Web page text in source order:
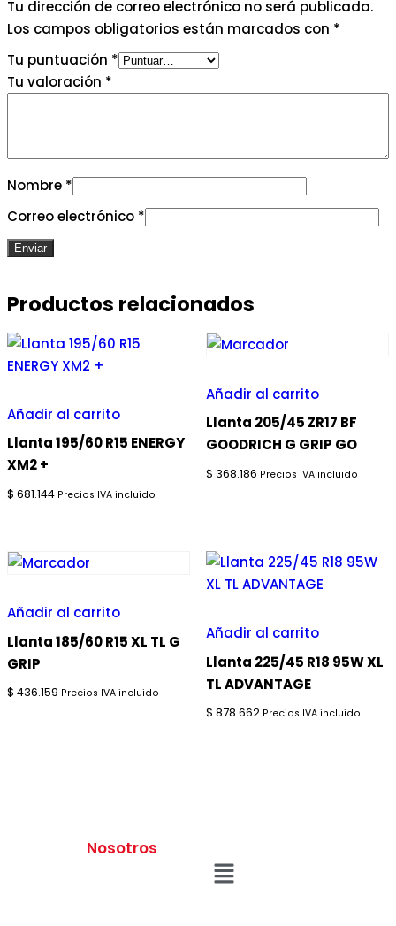
Tu dirección de correo electrónico no será publicada.
Los campos obligatorios están marcados con *
Tu puntuación *
Tu valoración *
Nombre *
Correo electrónico *
Productos relacionados
Añadir al carrito
Llanta 195/60 R15 ENERGY
XM2 +
$ 681.144 Precios IVA incluido
Añadir al carrito
Llanta 205/45 ZR17 BF
GOODRICH G GRIP GO
$ 368.186 Precios IVA incluido
Añadir al carrito
Llanta 185/60 R15 XL TL G
GRIP
$ 436.159 Precios IVA incluido
Añadir al carrito
Llanta 225/45 R18 95W XL
TL ADVANTAGE
$ 878.662 Precios IVA incluido
Nosotros